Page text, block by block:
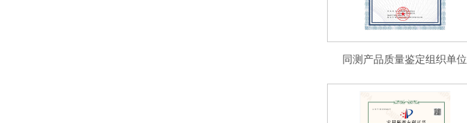
同测产品质量鉴定组织单位